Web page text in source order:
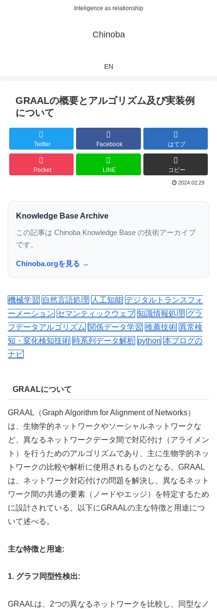
Inteligence as relationship
Chinoba
EN
GRAALの概要とアルゴリズム及び実装例
について
Twitter Facebook はてブ
Pocket LINE コピー
2024.02.29
Knowledge Base Archive
この記事は Chinoba Knowledge Base の技術アーカイブ
です。
Chinoba.orgを見る →
機械学習 自然言語処理 人工知能 デジタルトランスフォ
ーメーション セマンティックウェブ 知識情報処理 グラ
フデータアルゴリズム 関係データ学習 推薦技術 異常検
知・変化検知技術 時系列データ解析 python 本ブログの
ナビ
GRAALについて
GRAAL（Graph Algorithm for Alignment of Networks）
は、生物学的ネットワークやソーシャルネットワークな
ど、異なるネットワークデータ間で対応付け（アライメン
ト）を行うためのアルゴリズムであり、主に生物学的ネッ
トワークの比較や解析に使用されるものとなる。GRAAL
は、ネットワーク対応付けの問題を解決し、異なるネット
ワーク間の共通の要素（ノードやエッジ）を特定するため
に設計されている。以下にGRAALの主な特徴と用途につ
いて述べる。
主な特徴と用途:
1. グラフ同型性検出:
GRAALは、2つの異なるネットワークを比較し、同型なノ